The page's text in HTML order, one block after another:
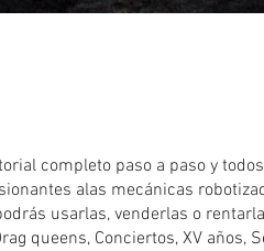
completo paso a paso y
alas mecánicas
usarlas, venderlas o
queens, Conciertos, XV años,